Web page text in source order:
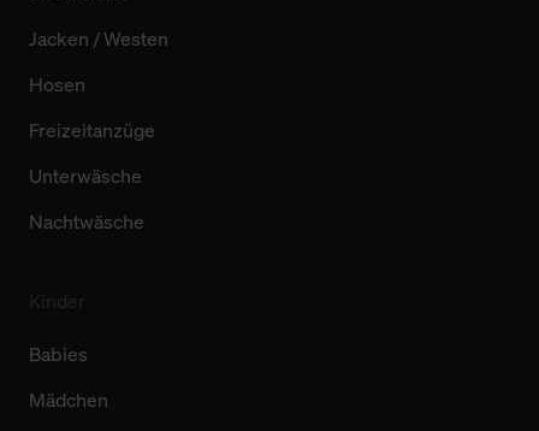
Jacken / Westen
Hosen
Freizeitanzüge
Unterwäsche
Nachtwäsche
Babies
Mädchen